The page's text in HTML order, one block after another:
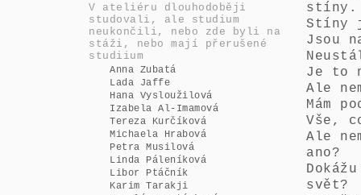
V ateliéru dlouhodoběji
studovali, ale studium
neukončili, nebo zde byli na
stáži, nebo mají přerušené
studiium
Anna Zubatá
Lada Jaffe
Hana Vysloužilová
Izabela Al-Imamová
Tereza Kurčíková
Michaela Hrabová
Petra Musilová
Linda Páleníková
Libor Ptáčník
Karim Tarakji
stíny.
Stíny
Jsou
Je to
Ale
Mám
Vše,
Ale
ano?
svět?